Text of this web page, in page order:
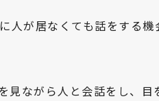
人が居なくても話をする
見ながら人と会話をし、目